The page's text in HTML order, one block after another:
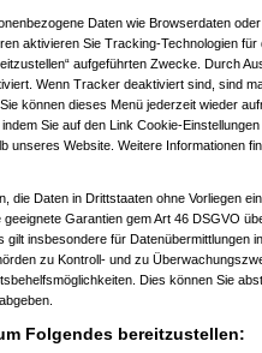
Daten wie Browserdaten
aktivieren Sie Tracking-Technologien für
aufgeführten Zwecke. Durch
Wenn Tracker deaktiviert sind, sind
können dieses Menü jederzeit wieder
Sie auf den Link Cookie-
unseres Website. Weitere Informationen
die Daten in Drittstaaten ohne Vorliegen
Garantien gem Art 46 DSGVO
insbesondere für Datenübermittlungen
zu Kontroll- und zu
Dies können Sie
Folgendes bereitzustellen: